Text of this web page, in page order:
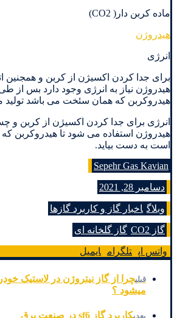
ماده کربن دار( CO2)
هیدروژن
انرژی
برای جدا کردن اکسیژن از کربن و همجنین
هیدروژن نیاز به انرژی وجود دارد بس از
هیدروکربن که همان سئخت می باشد
انرژی برای جدا کردن اکسیژن از کربن و
هیدروژن استفاده می شود تا هیدروکربن
است به دست بیاید.
Sepehr Gas Kavian
دسامبر 28, 2021
وبلاگ اخبار گاز و کاربرد گازها
گاز CO2 گاز گلخانه ای
واتس اپ تلگرام ایمیل
قبلیچرا از گاز نیتروژن در لاستیک
میشود ؟
بعدیکاربرد گاز sf6 در صنعت برق